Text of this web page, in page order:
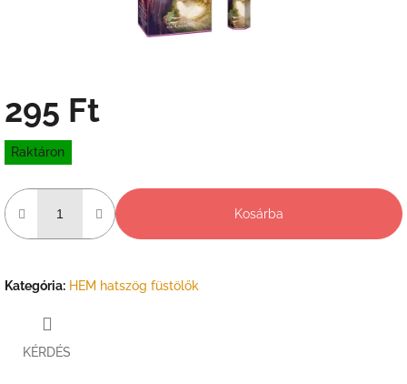
295 Ft
Egységár:
Raktáron
Kosárba
Kategória: HEM hatszög füstölők
KÉRDÉS